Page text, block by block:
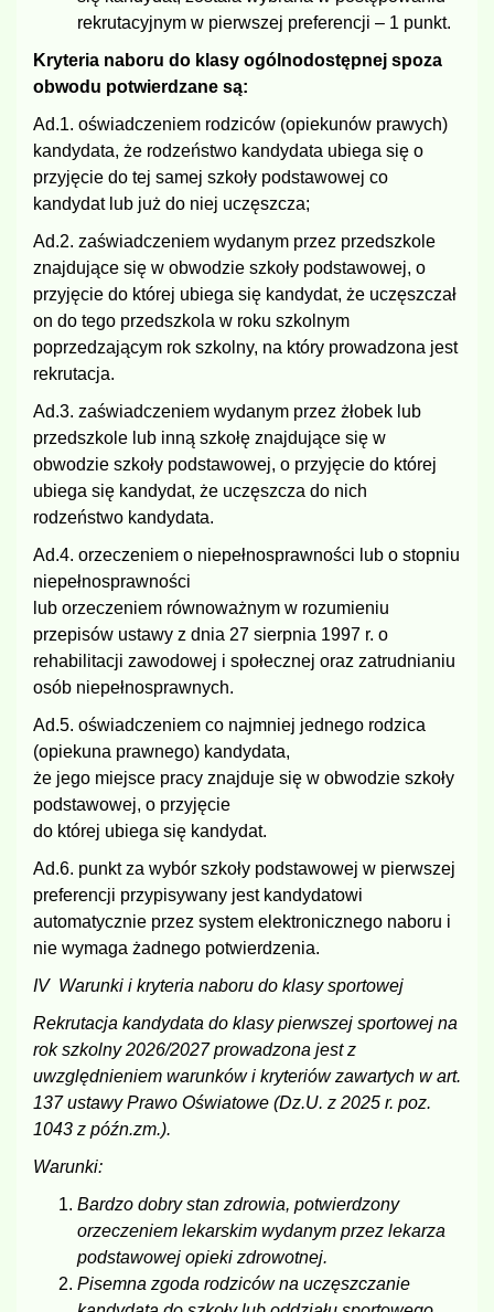
rekrutacyjnym w pierwszej preferencji – 1 punkt.
Kryteria naboru do klasy ogólnodostępnej spoza
obwodu potwierdzane są:
Ad.1. oświadczeniem rodziców (opiekunów prawych)
kandydata, że rodzeństwo kandydata ubiega się o
przyjęcie do tej samej szkoły podstawowej co
kandydat lub już do niej uczęszcza;
Ad.2. zaświadczeniem wydanym przez przedszkole
znajdujące się w obwodzie szkoły podstawowej, o
przyjęcie do której ubiega się kandydat, że uczęszczał
on do tego przedszkola w roku szkolnym
poprzedzającym rok szkolny, na który prowadzona jest
rekrutacja.
Ad.3. zaświadczeniem wydanym przez żłobek lub
przedszkole lub inną szkołę znajdujące się w
obwodzie szkoły podstawowej, o przyjęcie do której
ubiega się kandydat, że uczęszcza do nich
rodzeństwo kandydata.
Ad.4. orzeczeniem o niepełnosprawności lub o stopniu
niepełnosprawności
lub orzeczeniem równoważnym w rozumieniu
przepisów ustawy z dnia 27 sierpnia 1997 r. o
rehabilitacji zawodowej i społecznej oraz zatrudnianiu
osób niepełnosprawnych.
Ad.5. oświadczeniem co najmniej jednego rodzica
(opiekuna prawnego) kandydata,
że jego miejsce pracy znajduje się w obwodzie szkoły
podstawowej, o przyjęcie
do której ubiega się kandydat.
Ad.6. punkt za wybór szkoły podstawowej w pierwszej
preferencji przypisywany jest kandydatowi
automatycznie przez system elektronicznego naboru i
nie wymaga żadnego potwierdzenia.
IV Warunki i kryteria naboru do klasy sportowej
Rekrutacja kandydata do klasy pierwszej sportowej na
rok szkolny 2026/2027 prowadzona jest z
uwzględnieniem warunków i kryteriów zawartych w art.
137 ustawy Prawo Oświatowe (Dz.U. z 2025 r. poz.
1043 z późn.zm.).
Warunki:
Bardzo dobry stan zdrowia, potwierdzony
orzeczeniem lekarskim wydanym przez lekarza
podstawowej opieki zdrowotnej.
Pisemna zgoda rodziców na uczęszczanie